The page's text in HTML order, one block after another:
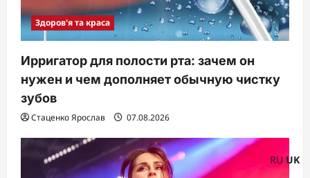
Здоров'я та краса
Ирригатор для полости рта: зачем он
нужен и чем дополняет обычную чистку
зубов
Стаценко Ярослав 07.08.2026
RU UK